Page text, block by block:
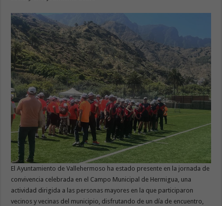
El Ayuntamiento de Vallehermoso ha estado presente en la jornada de
convivencia celebrada en el Campo Municipal de Hermigua, una
actividad dirigida a las personas mayores en la que participaron
vecinos y vecinas del municipio, disfrutando de un día de encuentro,